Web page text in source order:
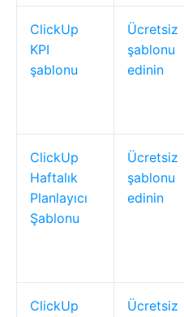
ClickUp
KPI
şablonu
Ücretsiz
şablonu
edinin
ClickUp
Haftalık
Planlayıcı
Şablonu
Ücretsiz
şablonu
edinin
ClickUp
Ücretsiz